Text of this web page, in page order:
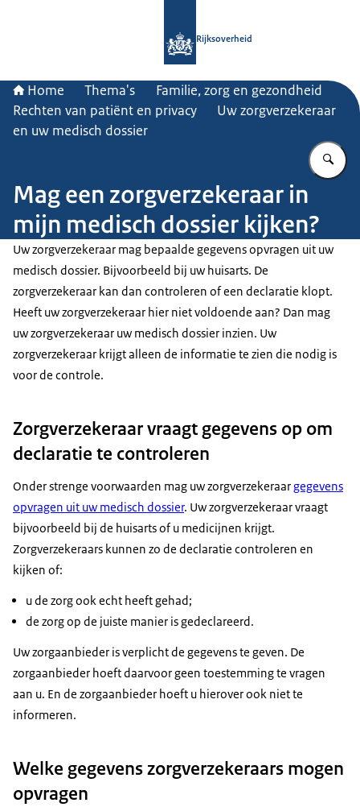
Rijksoverheid
Home Thema's
Familie, zorg en gezondheid
Rechten van patiënt en privacy
Uw zorgverzekeraar
en uw medisch dossier
Mag een zorgverzekeraar in
mijn medisch dossier kijken?
Uw zorgverzekeraar mag bepaalde gegevens opvragen uit uw
medisch dossier. Bijvoorbeeld bij uw huisarts. De
zorgverzekeraar kan dan controleren of een declaratie klopt.
Heeft uw zorgverzekeraar hier niet voldoende aan? Dan mag
uw zorgverzekeraar uw medisch dossier inzien. Uw
zorgverzekeraar krijgt alleen de informatie te zien die nodig is
voor de controle.
Zorgverzekeraar vraagt gegevens op om
declaratie te controleren
Onder strenge voorwaarden mag uw zorgverzekeraargegevens
opvragen uit uw medisch dossier. Uw zorgverzekeraar vraagt
bijvoorbeeld bij de huisarts of u medicijnen krijgt.
Zorgverzekeraars kunnen zo de declaratie controleren en
kijken of:
u de zorg ook echt heeft gehad;
de zorg op de juiste manier is gedeclareerd.
Uw zorgaanbieder is verplicht de gegevens te geven. De
zorgaanbieder hoeft daarvoor geen toestemming te vragen
aan u. En de zorgaanbieder hoeft u hierover ook niet te
informeren.
Welke gegevens zorgverzekeraars mogen
opvragen